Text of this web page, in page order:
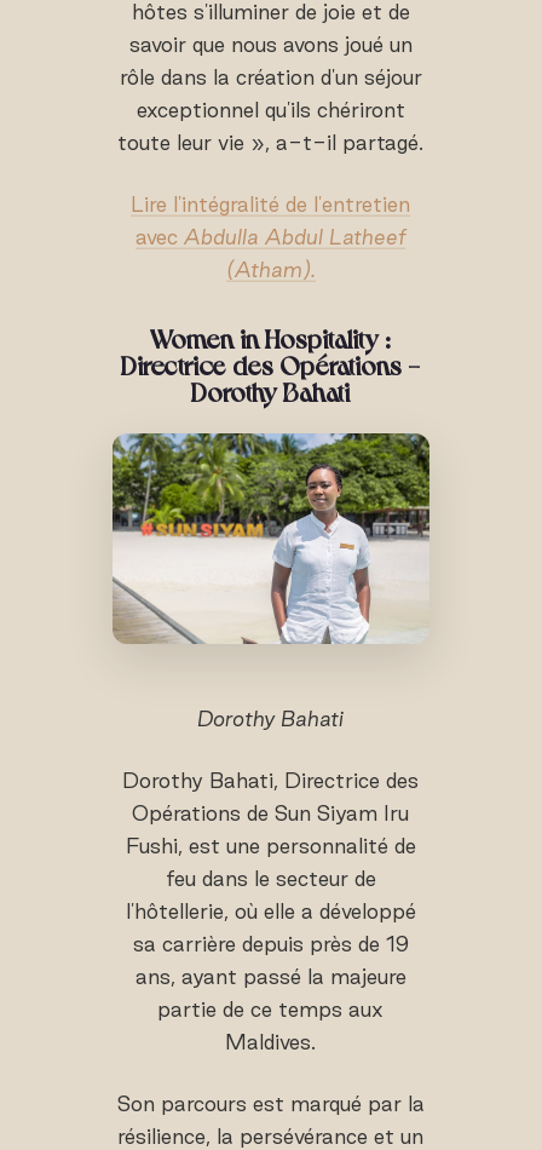
hôtes s'illuminer de joie et de
savoir que nous avons joué un
rôle dans la création d'un séjour
exceptionnel qu'ils chériront
toute leur vie », a-t-il partagé.
Lire l'intégralité de l'entretien
avecAbdulla Abdul Latheef
(Atham).
Women in Hospitality :
Directrice des Opérations -
Dorothy Bahati
Dorothy Bahati
Dorothy Bahati, Directrice des
Opérations de Sun Siyam Iru
Fushi, est une personnalité de
feu dans le secteur de
l'hôtellerie, où elle a développé
sa carrière depuis près de 19
ans, ayant passé la majeure
partie de ce temps aux
Maldives.
Son parcours est marqué par la
résilience, la persévérance et un